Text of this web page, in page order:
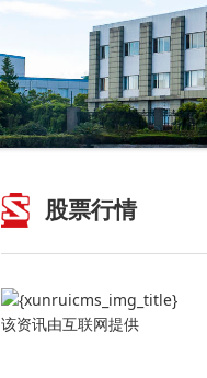
股票行情
该资讯由互联网提供